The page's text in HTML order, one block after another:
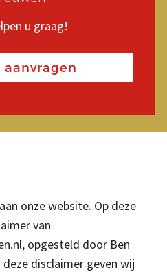
u graag!
u graag!
u graag!
onze website. Op deze
van
opgesteld door Ben
deze disclaimer geven wij